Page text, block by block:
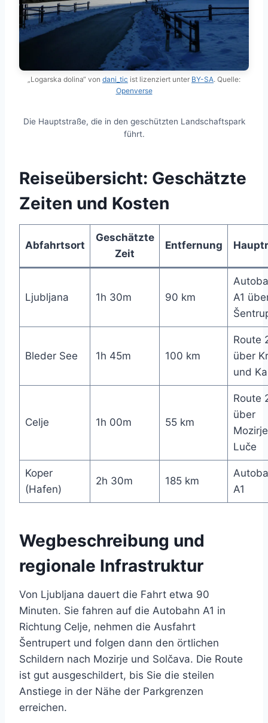
„Logarska dolina“ von dani_tic ist lizenziert unter BY-SA. Quelle:
Openverse
Die Hauptstraße, die in den geschützten Landschaftspark
führt.
Reiseübersicht: Geschätzte
Zeiten und Kosten
Abfahrtsort
Geschätzte
Zeit
Entfernung
Ljubljana 1h 30m 90 km
A1
Bleder See 1h 45m 100 km
Route
über
und
Celje 1h 00m 55 km
Route
über
Luče
Koper
(Hafen)
2h 30m 185 km
A1
Wegbeschreibung und
regionale Infrastruktur
Von Ljubljana dauert die Fahrt etwa 90
Minuten. Sie fahren auf die Autobahn A1 in
Richtung Celje, nehmen die Ausfahrt
Šentrupert und folgen dann den örtlichen
Schildern nach Mozirje und Solčava. Die Route
ist gut ausgeschildert, bis Sie die steilen
Anstiege in der Nähe der Parkgrenzen
erreichen.